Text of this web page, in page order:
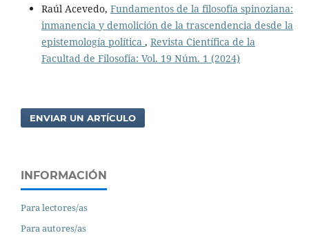
Raúl Acevedo, Fundamentos de la filosofía spinoziana:
inmanencia y demolición de la trascendencia desde la
epistemología política , Revista Científica de la
Facultad de Filosofía: Vol. 19 Núm. 1 (2024)
ENVIAR UN ARTÍCULO
INFORMACIÓN
Para lectores/as
Para autores/as